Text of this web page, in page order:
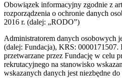
Obowiązek informacyjny zgodnie z
rozporządzenia o ochronie danych
2016 r. (dalej: „RODO”)
Administratorem danych osobowych
(dalej: Fundacja), KRS: 0000171507.
przetwarzane przez Fundację w celu
rekrutacyjnego na stanowisko
wskazanych danych jest niezbędne